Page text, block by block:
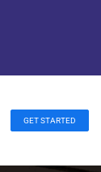
GET STARTED